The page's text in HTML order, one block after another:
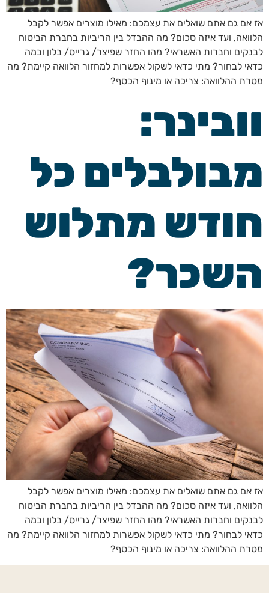
אז אם גם אתם שואלים את עצמכם: מאילו מוצרים אפשר לקבל
הלוואה, ועד איזה סכום? מה ההבדל בין הריביות בחברת הביטוח
לבנקים וחברות האשראי? מהו החזר שפיצר/ גרייס/ בלון ובמה
כדאי לבחור? מתי כדאי לשקול אפשרות למחזור הלוואה קיימת? מה
מטרת ההלוואה: צריכה או מינוף הכסף?
וובינר:
מבולבלים כל
חודש מתלוש
השכר?
אז אם גם אתם שואלים את עצמכם: מאילו מוצרים אפשר לקבל
הלוואה, ועד איזה סכום? מה ההבדל בין הריביות בחברת הביטוח
לבנקים וחברות האשראי? מהו החזר שפיצר/ גרייס/ בלון ובמה
כדאי לבחור? מתי כדאי לשקול אפשרות למחזור הלוואה קיימת? מה
מטרת ההלוואה: צריכה או מינוף הכסף?